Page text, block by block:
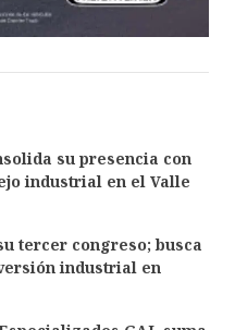
su presencia con
industrial en el Valle
tercer congreso; busca
industrial en